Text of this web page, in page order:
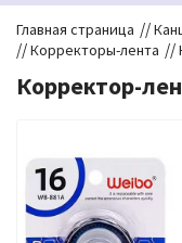
Главная страница //
//Корректоры-лента //
Корректор-